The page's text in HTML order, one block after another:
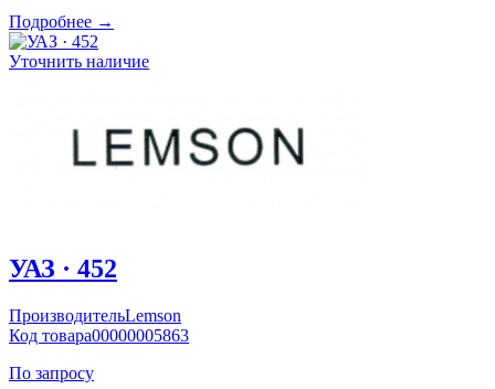
Подробнее →
Уточнить наличие
УАЗ · 452
ПроизводительLemson
Код товара00000005863
По запросу